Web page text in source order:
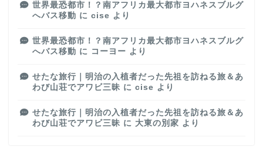
世界最恐都市！？南アフリカ最大都市ヨハネスブルグ
へバス移動 に cise より
世界最恐都市！？南アフリカ最大都市ヨハネスブルグ
へバス移動 に コーヨー より
せたな旅行｜明治の入植者だった先祖を訪ねる旅＆あ
わび山荘でアワビ三昧 に cise より
せたな旅行｜明治の入植者だった先祖を訪ねる旅＆あ
わび山荘でアワビ三昧 に 大東の別家 より